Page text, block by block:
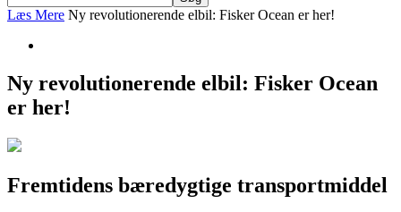
Læs Mere Ny revolutionerende elbil: Fisker Ocean er her!
Ny revolutionerende elbil: Fisker Ocean
er her!
Fremtidens bæredygtige transportmiddel